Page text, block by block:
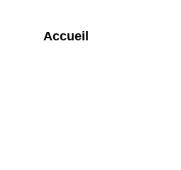
Accueil